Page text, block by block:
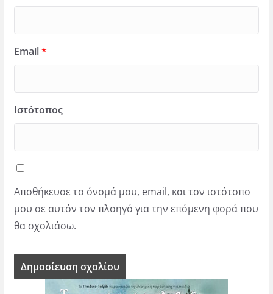
Email*
Ιστότοπος
Αποθήκευσε το όνομά μου, email, και τον ιστότοπο
μου σε αυτόν τον πλοηγό για την επόμενη φορά που
θα σχολιάσω.